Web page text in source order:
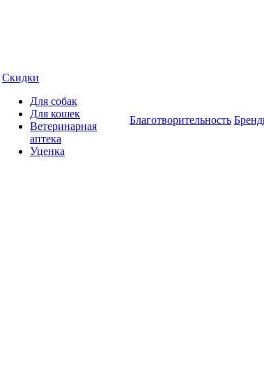
Скидки
Для собак
Для кошек
Ветеринарная
аптека
Уценка
Благотворительность